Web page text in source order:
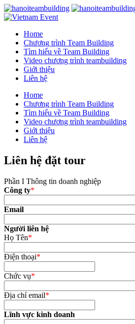
Home
Chương trình Team Building
Tìm hiểu về Team Building
Video chương trình teambuilding
Giới thiệu
Liên hệ
Home
Chương trình Team Building
Tìm hiểu về Team Building
Video chương trình teambuilding
Giới thiệu
Liên hệ
Liên hệ đặt tour
Phần I Thông tin doanh nghiệp
Công ty*
Email
Người liên hệ
Họ Tên*
Điện thoại*
Chức vụ*
Địa chỉ email*
Lĩnh vực kinh doanh